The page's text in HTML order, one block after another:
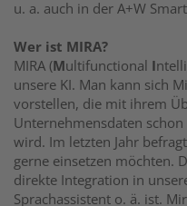
u. a. auch in der A+W
Wer ist MIRA?
MIRA (Multifunctional I
unsere KI. Man kann sich
vorstellen, die mit ihrem
Unternehmensdaten
wird. Im letzten Jahr
gerne einsetzen möchten.
direkte Integration in
Sprachassistent o. ä. ist.